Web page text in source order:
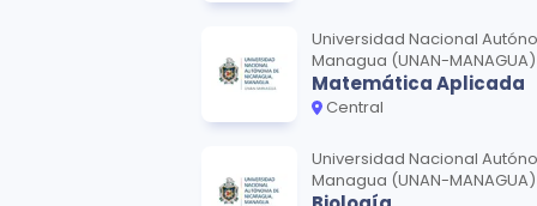
Universidad Nacional
Managua (UNAN-MANAGUA)
Matemática Aplicada
Central
Universidad Nacional
Managua (UNAN-MANAGUA)